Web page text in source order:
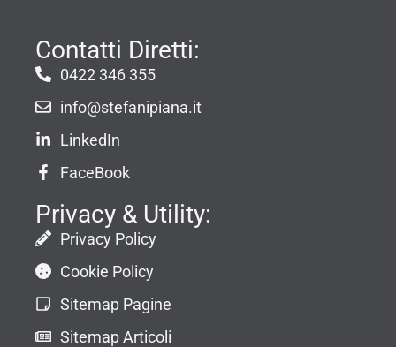
Contatti Diretti:
0422 346 355
info@stefanipiana.it
LinkedIn
FaceBook
Privacy & Utility:
Privacy Policy
Cookie Policy
Sitemap Pagine
Sitemap Articoli